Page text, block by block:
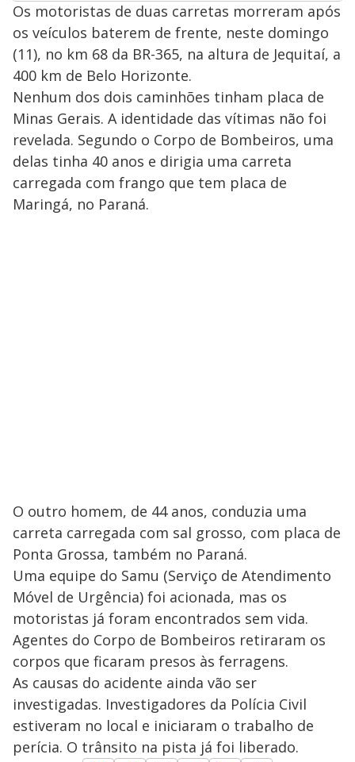
Os motoristas de duas carretas morreram após
os veículos baterem de frente, neste domingo
(11), no km 68 da BR-365, na altura de Jequitaí, a
400 km de Belo Horizonte.
Nenhum dos dois caminhões tinham placa de
Minas Gerais. A identidade das vítimas não foi
revelada. Segundo o Corpo de Bombeiros, uma
delas tinha 40 anos e dirigia uma carreta
carregada com frango que tem placa de
Maringá, no Paraná.
O outro homem, de 44 anos, conduzia uma
carreta carregada com sal grosso, com placa de
Ponta Grossa, também no Paraná.
Uma equipe do Samu (Serviço de Atendimento
Móvel de Urgência) foi acionada, mas os
motoristas já foram encontrados sem vida.
Agentes do Corpo de Bombeiros retiraram os
corpos que ficaram presos às ferragens.
As causas do acidente ainda vão ser
investigadas. Investigadores da Polícia Civil
estiveram no local e iniciaram o trabalho de
perícia. O trânsito na pista já foi liberado.